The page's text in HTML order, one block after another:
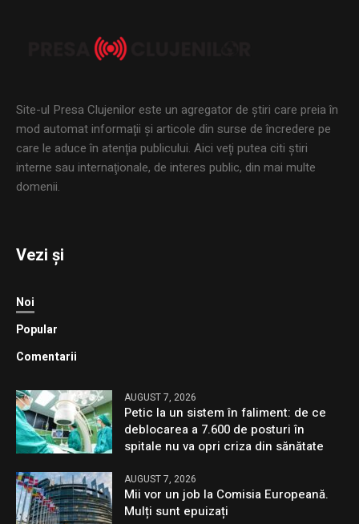
Site-ul Presa Clujenilor este un agregator de ştiri care preia în
mod automat informaţii şi articole din surse de încredere pe
care le aduce în atenţia publicului. Aici veţi putea citi ştiri
interne sau internaţionale, de interes public, din mai multe
domenii.
Vezi și
Noi
Popular
Comentarii
AUGUST 7, 2026
Petic la un sistem în faliment: de ce
deblocarea a 7.600 de posturi în
spitale nu va opri criza din sănătate
AUGUST 7, 2026
Mii vor un job la Comisia Europeană.
Mulți sunt epuizați